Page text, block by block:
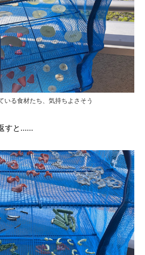
いる食材たち、気持ちよさそう
すと……